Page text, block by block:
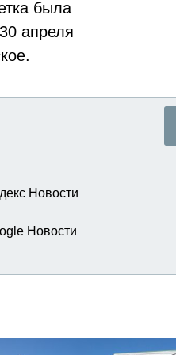
была
апреля
Новости
Новости